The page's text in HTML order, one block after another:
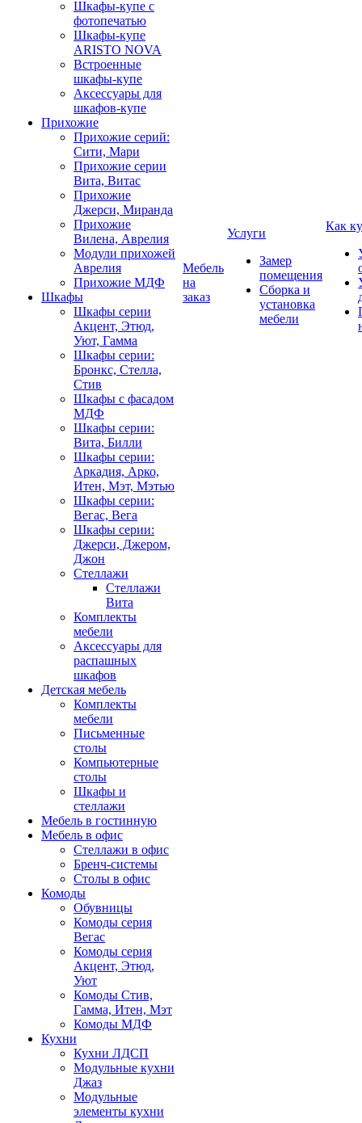
Шкафы-купе с
фотопечатью
Шкафы-купе
ARISTO NOVA
Встроенные
шкафы-купе
Аксессуары для
шкафов-купе
Прихожие
Прихожие серий:
Сити, Мари
Прихожие серии
Вита, Витас
Прихожие
Джерси, Миранда
Прихожие
Вилена, Аврелия
Модули прихожей
Аврелия
Прихожие МДФ
Шкафы
Шкафы серии
Акцент, Этюд,
Уют, Гамма
Шкафы серии:
Бронкс, Стелла,
Стив
Шкафы с фасадом
МДФ
Шкафы серии:
Вита, Билли
Шкафы серии:
Аркадия, Арко,
Итен, Мэт, Мэтью
Шкафы серии:
Вегас, Вега
Шкафы серии:
Джерси, Джером,
Джон
Стеллажи
Стеллажи
Вита
Комплекты
мебели
Аксессуары для
распашных
шкафов
Детская мебель
Комплекты
мебели
Письменные
столы
Компьютерные
столы
Шкафы и
стеллажи
Мебель в гостинную
Мебель в офис
Стеллажи в офис
Бренч-системы
Столы в офис
Комоды
Обувницы
Комоды серия
Вегас
Комоды серия
Акцент, Этюд,
Уют
Комоды Стив,
Гамма, Итен, Мэт
Комоды МДФ
Кухни
Кухни ЛДСП
Модульные кухни
Джаз
Модульные
элементы кухни
Мебель
на
заказ
Услуги
Замер
помещения
Сборка и
установка
мебели
Как